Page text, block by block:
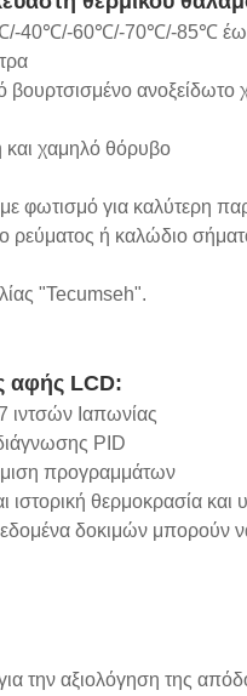
20℃/-40℃/-60℃/-70℃/-85℃
βουρτσισμένο
και χαμηλό θόρυβο
φωτισμό για καλύτερη
ρεύματος ή καλώδιο
"Tecumseh".
αφής LCD:
ιντσών Ιαπωνίας
PID
προγραμμάτων
ιστορική θερμοκρασία
δοκιμών μπορούν
την αξιολόγηση της